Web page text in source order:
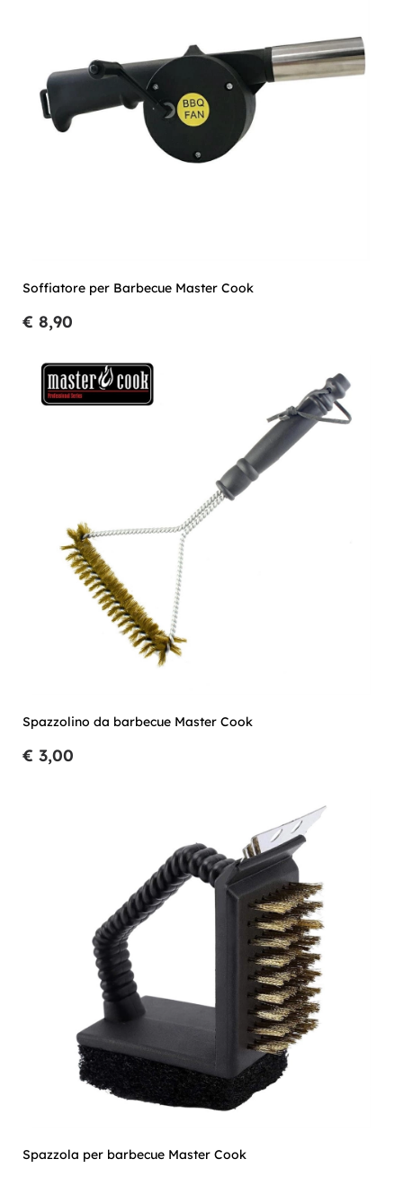
Soffiatore per Barbecue Master Cook
€ 8,90
Spazzolino da barbecue Master Cook
€ 3,00
Spazzola per barbecue Master Cook